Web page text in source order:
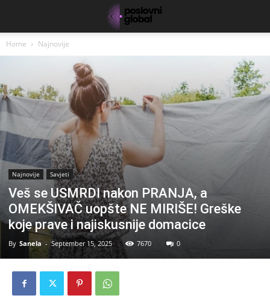
Home Najnovije
Najnovije Savjeti
Veš se USMRDI nakon PRANJA, a
OMEKŠIVAČ uopšte NE MIRIŠE! Greške
koje prave i najiskusnije domacice
By Sanela - September 15, 2025 7670 0